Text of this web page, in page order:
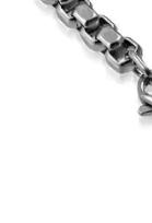
semipretioase
Bijuterii argint
Bijuterii argint cu
Bijuterii argint
Bijuterii de Lux
Bijuterii gotice si
Bijuterii